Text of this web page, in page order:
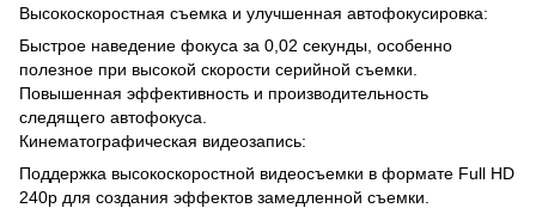
Высокоскоростная съемка и улучшенная автофокусировка:
Быстрое наведение фокуса за 0,02 секунды, особенно
полезное при высокой скорости серийной съемки.
Повышенная эффективность и производительность
следящего автофокуса.
Кинематографическая видеозапись:
Поддержка высокоскоростной видеосъемки в формате Full HD
240p для создания эффектов замедленной съемки.